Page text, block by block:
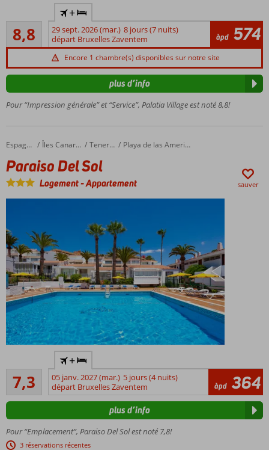
Petit complexe
d'appartements
À environ
500 m de
Chersonissos
Magnifique
avec
terrasse
déjeuner
pension
également
possible
8,8
Recommandé
100
commentaires
+
29 sept. 2026 (mar.) 8 jours (7 nuits)
départ Bruxelles Zaventem
àpd 574
Encore 1 chambre(s) disponibles sur notre site
Pour “Impression générale” et “Service”, Palatia Village est noté 8,8!
plus d’info
Accueil Espagne Îles Canaries Tenerife Playa de las Americas
Paraiso Del Sol
Paraiso Del Sol
Logement-Appartement sauver
Au coeur
de las
Americas
À
plage
7,3Suffisante/bon
261
commentaires
+
05 janv. 2027 (mar.) 5 jours (4 nuits)
départ Bruxelles Zaventem
àpd 364
Pour “Emplacement”, Paraiso Del Sol est noté 7,8!
3 réservations récentes
plus d’info